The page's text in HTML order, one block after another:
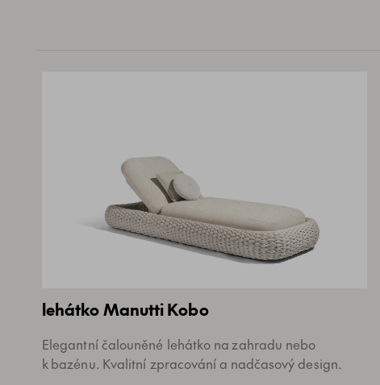
lehátko Manutti Kobo
Elegantní čalouněné lehátko na zahradu nebo
k bazénu. Kvalitní zpracování a nadčasový design.